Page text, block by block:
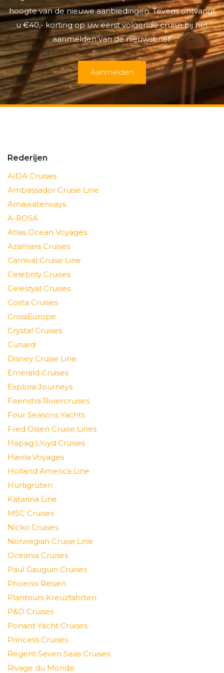
hoogte van de nieuwe aanbiedingen. Tevens ontvangt
u €40,- korting op uw eerst volgende cruise bij het
aanmelden van de nieuwsbrief!
Aanmelden
Rederijen
AIDA Cruises
Ambassador Cruise Line
Amawaterways
A-ROSA
Atlas Ocean Voyages
Azamara Cruises
Carnival Cruise Line
Celebrity Cruises
Celestyal Cruises
Costa Cruises
CroisiEurope
Crystal Cruises
Cunard
Disney Cruise Line
Emerald Cruises
Explora Journeys
Feenstra Riviercruises
Four Seasons Yachts
Fred Olsen Cruise Lines
Hapag Lloyd Cruises
Havila Voyages
Holland America Line
Hurtigruten
Katarina Line
MSC Cruises
Nicko Cruises
Norwegian Cruise Line
Oceania Cruises
Paul Gauguin Cruises
Phoenix Reisen
Plantours Kreuzfahrten
P&O Cruises
Ponant Yacht Cruises
Princess Cruises
Regent Seven Seas Cruises
Rivage du Monde